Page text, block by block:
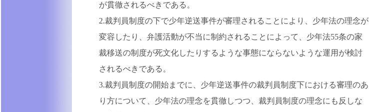
が貫徹されるべきである。
2.裁判員制度の下で少年逆送事件が審理されることにより、少年法の理念が
変容したり、弁護活動が不当に制約されることによって、少年法55条の家
裁移送の制度が死文化したりするような事態にならないような運用が検討
されるべきである。
3.裁判員制度の開始までに、少年逆送事件の裁判員制度下における審理のあ
り方について、少年法の理念を貫徹しつつ、裁判員制度の理念にも反しな